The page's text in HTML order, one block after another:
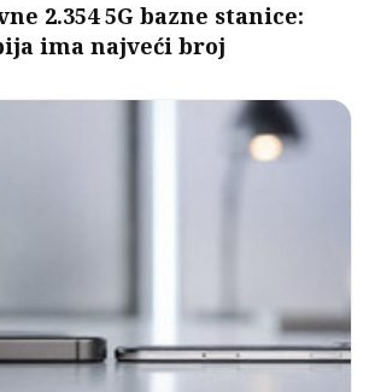
2.354 5G bazne stanice:
ima najveći broj